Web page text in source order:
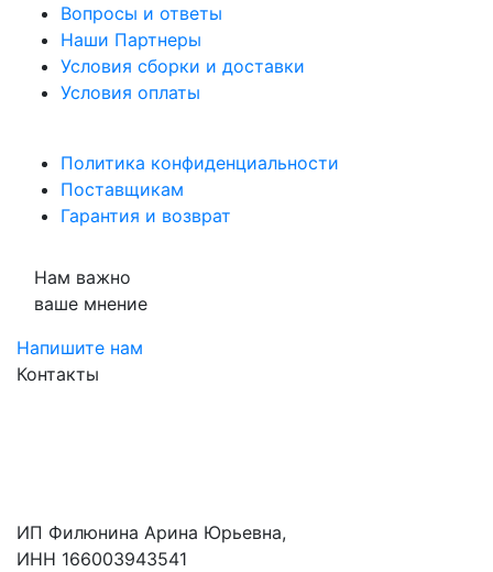
Вопросы и ответы
Наши Партнеры
Условия сборки и доставки
Условия оплаты
Политика конфиденциальности
Поставщикам
Гарантия и возврат
Нам важно
ваше мнение
Напишите нам
Контакты
ИП Филюнина Арина Юрьевна,
ИНН 166003943541